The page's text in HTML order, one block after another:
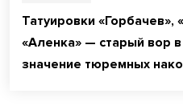
Татуировки «Горбачев»,
«Аленка» — старый вор
значение тюремных